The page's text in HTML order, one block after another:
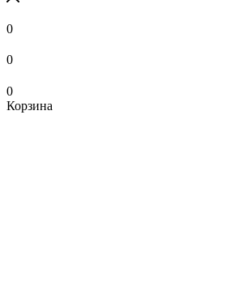
0
0
0
Корзина